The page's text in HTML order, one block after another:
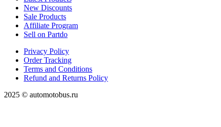
New Discounts
Sale Products
Affiliate Program
Sell on Partdo
Privacy Policy
Order Tracking
Terms and Conditions
Refund and Returns Policy
2025 © automotobus.ru